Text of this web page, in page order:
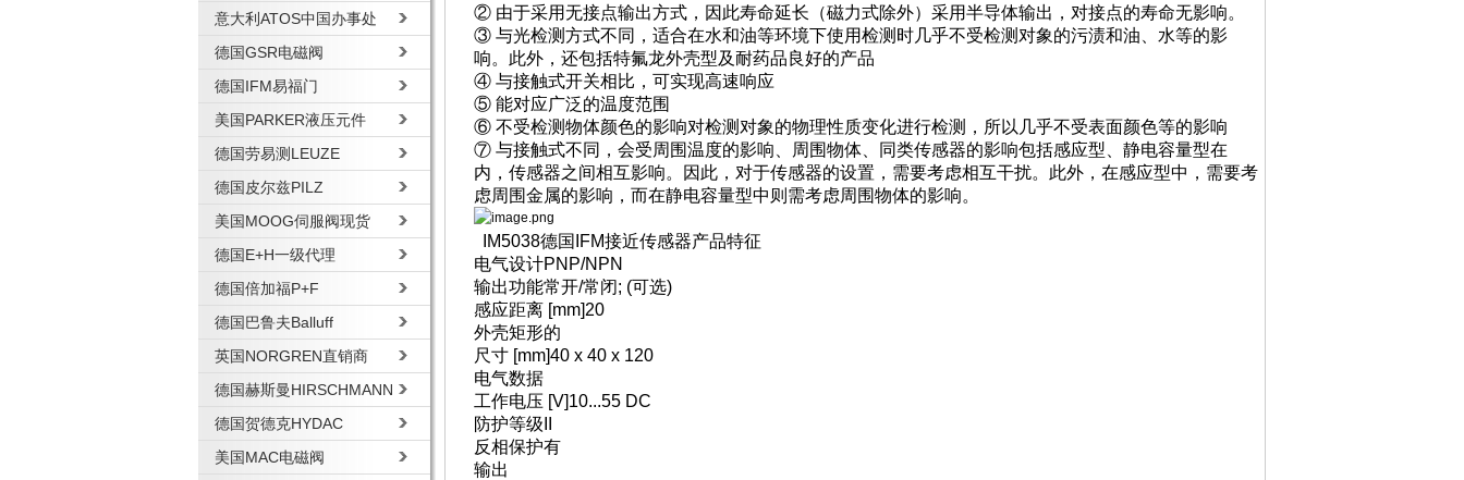
意大利ATOS中国办事处
德国GSR电磁阀
德国IFM易福门
美国PARKER液压元件
德国劳易测LEUZE
德国皮尔兹PILZ
美国MOOG伺服阀现货
德国E+H一级代理
德国倍加福P+F
德国巴鲁夫Balluff
英国NORGREN直销商
德国赫斯曼HIRSCHMANN
德国贺德克HYDAC
美国MAC电磁阀
② 由于采用无接点输出方式，因此寿命延长（磁力式除外）采用半导体输出，对接点的寿命无影响。
③ 与光检测方式不同，适合在水和油等环境下使用检测时几乎不受检测对象的污渍和油、水等的影
响。此外，还包括特氟龙外壳型及耐药品良好的产品
④ 与接触式开关相比，可实现高速响应
⑤ 能对应广泛的温度范围
⑥ 不受检测物体颜色的影响对检测对象的物理性质变化进行检测，所以几乎不受表面颜色等的影响
⑦ 与接触式不同，会受周围温度的影响、周围物体、同类传感器的影响包括感应型、静电容量型在
内，传感器之间相互影响。因此，对于传感器的设置，需要考虑相互干扰。此外，在感应型中，需要考
虑周围金属的影响，而在静电容量型中则需考虑周围物体的影响。
IM5038德国IFM接近传感器产品特征
电气设计PNP/NPN
输出功能常开/常闭; (可选)
感应距离 [mm]20
外壳矩形的
尺寸 [mm]40 x 40 x 120
电气数据
工作电压 [V]10...55 DC
防护等级
反相保护有
输出